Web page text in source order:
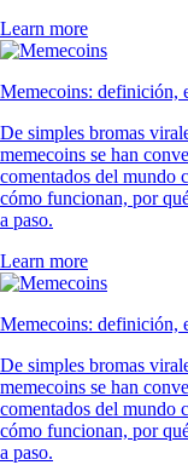
Learn more
Memecoins: definición,
De simples bromas
memecoins se han
comentados del mundo
cómo funcionan, por
a paso.
Learn more
Memecoins: definición,
De simples bromas
memecoins se han
comentados del mundo
cómo funcionan, por
a paso.